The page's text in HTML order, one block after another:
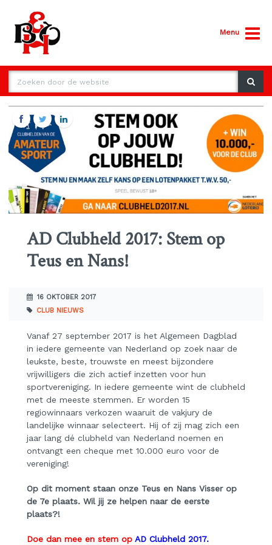
Menu
AD Clubheld 2017: Stem op
Teus en Nans!
16 OKTOBER 2017
CLUB NIEUWS
Vanaf 27 september 2017 is het Algemeen Dagblad
in iedere gemeente van Nederland op zoek naar de
leukste, beste, trouwste en meest bijzondere
vrijwilligers die zich actief inzetten voor hun
sportvereniging. In iedere gemeente wint de clubheld
met de meeste stemmen. Er worden 15
regiowinnaars verkozen waaruit de vakjury de
landelijke winnaar selecteert. Hij of zij mag zich een
jaar lang dé clubheld van Nederland noemen en
ontvangt een cheque met 10.000 euro voor de
vereniging!
Op dit moment staan onze Teus en Nans Visser op
de 7e plaats. Wil jij ze helpen naar de eerste
plaats?!
Doe dan mee en stem op AD Clubheld 2017.